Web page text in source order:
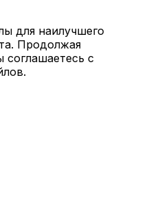
для наилучшего
Продолжая
соглашаетесь с